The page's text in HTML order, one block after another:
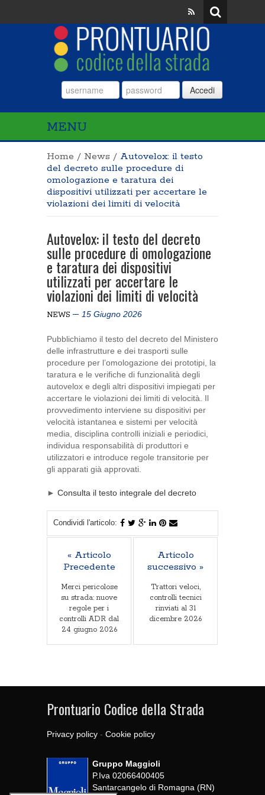
Accedi
MENU
Home / News / Autovelox: il testo
del decreto sulle procedure di
omologazione e taratura dei
dispositivi utilizzati per accertare le
violazioni dei limiti di velocità
Autovelox: il testo del decreto
sulle procedure di omologazione
e taratura dei dispositivi
utilizzati per accertare le
violazioni dei limiti di velocità
NEWS 15 Giugno 2026
Pubblichiamo il testo del decreto del Ministero
delle infrastrutture e dei trasporti sulle
procedure per l’omologazione dei prototipi, la
taratura e le verifiche di funzionalità degli
autovelox e degli altri dispositivi impiegati per
accertare le violazioni dei limiti di velocità. Il
provvedimento interviene su dispositivi per
velocità istantanea e sistemi per velocità
media, disciplina controlli iniziali e periodici,
individua responsabilità di produttori e
utilizzatori e introduce regole transitorie per
gli apparati già approvati.
► Consulta il testo integrale del decreto
Condividi l'articolo:
« Articolo
Precedente
Merci pericolose
su strada: nuove
regole per i
controlli ADR dal
24 giugno 2026
Articolo
successivo »
Trattori veloci,
controlli tecnici
rinviati al 31
dicembre 2026
Prontuario Codice della Strada
Privacy policy - Cookie policy
Gruppo Maggioli
P.Iva 02066400405
Santarcangelo di Romagna (RN)